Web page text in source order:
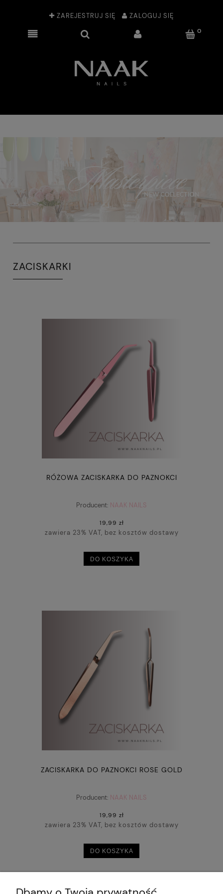
ZAREJESTRUJ SIĘ ZALOGUJ SIĘ
ZACISKARKI
RÓŻOWA ZACISKARKA DO PAZNOKCI
Producent: NAAK NAILS
19,99 zł
zawiera 23% VAT, bez kosztów dostawy
DO KOSZYKA
ZACISKARKA DO PAZNOKCI ROSE GOLD
Producent: NAAK NAILS
19,99 zł
zawiera 23% VAT, bez kosztów dostawy
DO KOSZYKA